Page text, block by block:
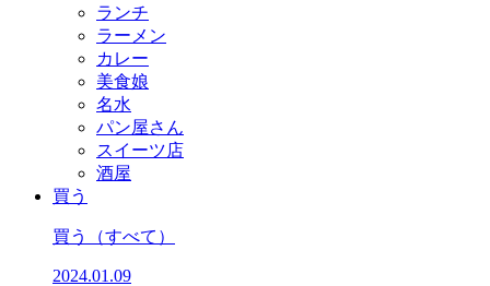
ランチ
ラーメン
カレー
美食娘
名水
パン屋さん
スイーツ店
酒屋
買う
買う （すべて）
2024.01.09